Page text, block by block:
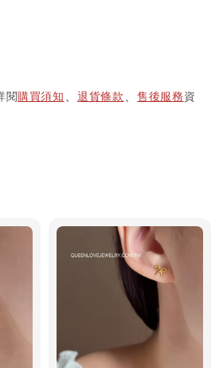
閱購買須知 、退貨條款 、售後服務資